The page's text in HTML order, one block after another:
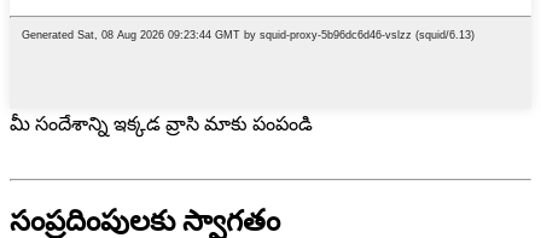
మీ సందేశాన్ని ఇక్కడ వ్రాసి మాకు పంపండి
సంప్రదింపులకు స్వాగతం